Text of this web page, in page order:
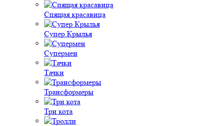
Спящая красавица
Супер Крылья
Супермен
Тачки
Трансформеры
Три кота